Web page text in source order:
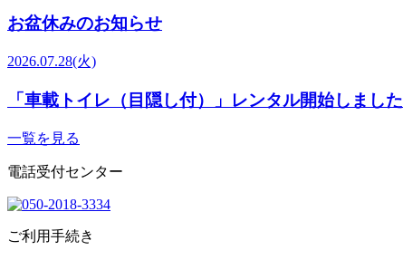
お盆休みのお知らせ
2026.07.28(火)
「車載トイレ（目隠し付）」レンタル開始しました
一覧を見る
電話受付センター
ご利用手続き